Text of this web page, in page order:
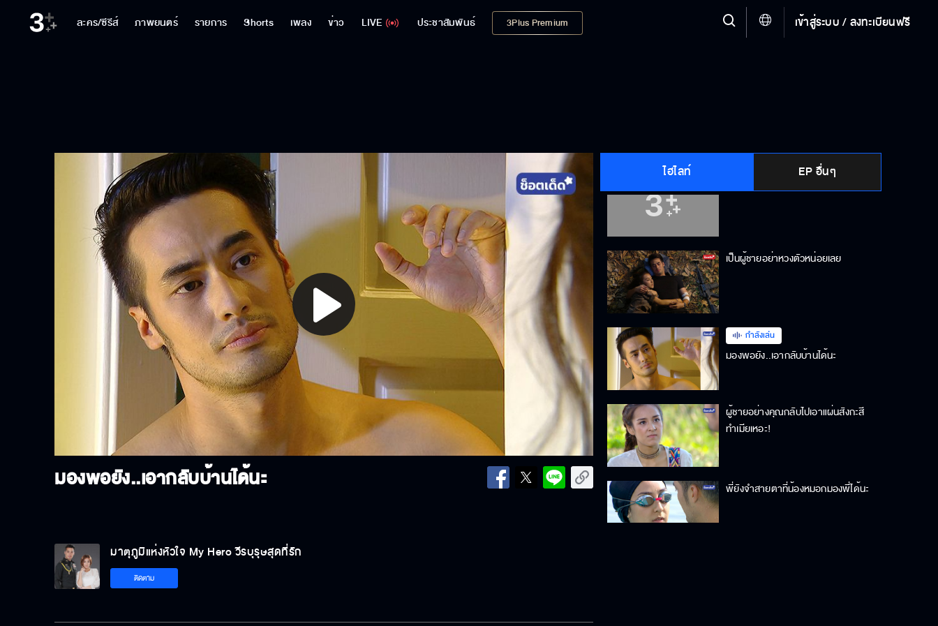
ละคร/ซีรีส์ ภาพยนตร์ รายการ Shorts เพลง ข่าว LIVE ประชาสัมพันธ์ 3Plus Premium เข้าสู่ระบบ / ลงทะเบียนฟรี
Play
Video
มองพอยัง..เอากลับบ้านได้นะ
ไฮไลท์ EP อื่นๆ
ได้ทีเอาใหญ่เลยนะ
เป็นผู้ชายอย่าหวงตัวหน่อยเลย
กำลังเล่น
มองพอยัง..เอากลับบ้านได้นะ
ผู้ชายอย่างคุณกลับไปเอาแผ่นสังกะสี
ทำเมียเหอะ!
พี่ยังจำสายตาที่น้องหมอกมองพี่ได้นะ
มาตุภูมิแห่งหัวใจ My Hero วีรบุรุษสุดที่รัก
ติดตาม